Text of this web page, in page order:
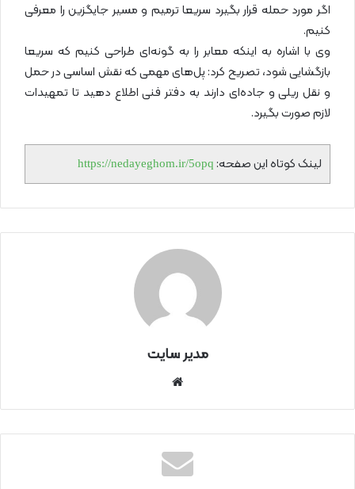
اگر مورد حمله قرار بگیرد سریعا ترمیم و مسیر جایگزین را معرفی
کنیم.
وی با اشاره به اینکه معابر را به گونه‌ای طراحی کنیم که سریعا
بازگشایی شود، تصریح کرد: پل‌های مهمی که نقش اساسی در حمل
و نقل ریلی و جاده‌ای دارند به دفتر فنی اطلاع دهید تا تمهیدات
لازم صورت بگیرد.
لینک کوتاه این صفحه: https://nedayeghom.ir/5opq
مدیر سایت
نتی